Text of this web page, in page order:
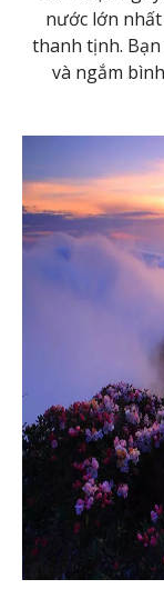
nước lớn
thanh tịnh.
và ngắm